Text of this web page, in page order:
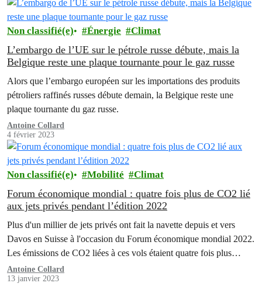
Non classifié(e) Énergie Climat
L’embargo de l’UE sur le pétrole russe débute, mais la
Belgique reste une plaque tournante pour le gaz russe
Alors que l’embargo européen sur les importations des produits
pétroliers raffinés russes débute demain, la Belgique reste une
plaque tournante du gaz russe.
Antoine Collard
4 février 2023
Non classifié(e) Mobilité Climat
Forum économique mondial : quatre fois plus de CO2 lié
aux jets privés pendant l’édition 2022
Plus d'un millier de jets privés ont fait la navette depuis et vers
Davos en Suisse à l'occasion du Forum économique mondial 2022.
Les émissions de CO2 liées à ces vols étaient quatre fois plus
élevées que ceux générés par les jets privés vers et depuis Davos
lors d'une semaine moyenne. C'est ce que révèle…
Antoine Collard
13 janvier 2023